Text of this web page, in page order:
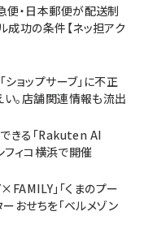
便・日本郵便が配送制
功の条件【ネッ担アク
ョップサーブ」に不正
。店舗関連情報も流出
きる「Rakuten AI
フィコ横浜で開催
」「くまのプー
ーおせちを「ベルメゾン